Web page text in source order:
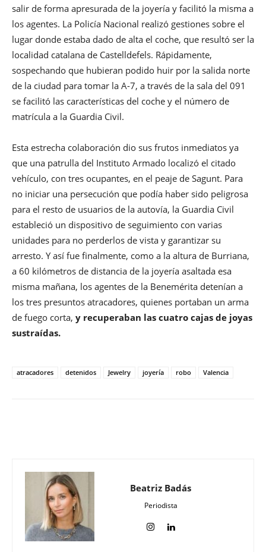
salir de forma apresurada de la joyería y facilitó la misma a
los agentes. La Policía Nacional realizó gestiones sobre el
lugar donde estaba dado de alta el coche, que resultó ser la
localidad catalana de Castelldefels. Rápidamente,
sospechando que hubieran podido huir por la salida norte
de la ciudad para tomar la A-7, a través de la sala del 091
se facilitó las características del coche y el número de
matrícula a la Guardia Civil.
Esta estrecha colaboración dio sus frutos inmediatos ya
que una patrulla del Instituto Armado localizó el citado
vehículo, con tres ocupantes, en el peaje de Sagunt. Para
no iniciar una persecución que podía haber sido peligrosa
para el resto de usuarios de la autovía, la Guardia Civil
estableció un dispositivo de seguimiento con varias
unidades para no perderlos de vista y garantizar su
arresto. Y así fue finalmente, como a la altura de Burriana,
a 60 kilómetros de distancia de la joyería asaltada esa
misma mañana, los agentes de la Benemérita detenían a
los tres presuntos atracadores, quienes portaban un arma
de fuego corta, y recuperaban las cuatro cajas de joyas
sustraídas.
atracadores detenidos Jewelry joyería robo Valencia
Beatriz Badás
Periodista